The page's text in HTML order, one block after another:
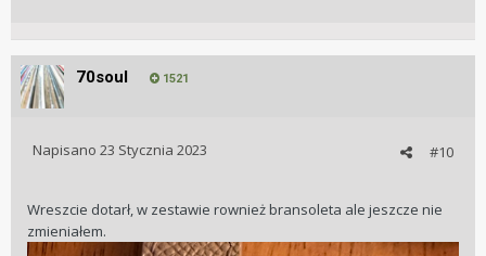
70soul 1521
#10
Napisano 23 Stycznia 2023
Wreszcie dotarł, w zestawie rownież bransoleta ale jeszcze nie
zmieniałem.